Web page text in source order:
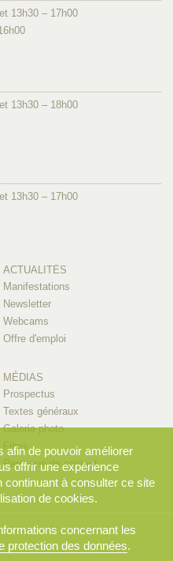
13h30 – 17h00
13h30 – 18h00
13h30 – 17h00
ACTUALITÉS
Manifestations
Newsletter
Webcams
Offre d'emploi
MÉDIAS
Prospectus
Textes généraux
Galerie photo
Films
Personne de contact
afin de pouvoir améliorer
offrir une expérience
continuant à consulter ce site
de cookies.
concernant les
protection des données.